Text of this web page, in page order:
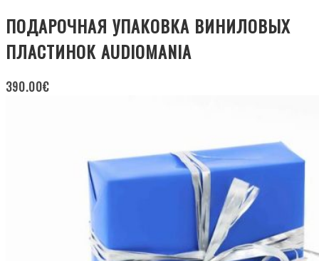
ПОДАРОЧНАЯ УПАКОВКА ВИНИЛОВЫХ
ПЛАСТИНОК AUDIOMANIA
390.00€